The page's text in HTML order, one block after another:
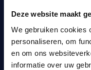
Deze website maakt
We gebruiken cookies
personaliseren, om
en om ons
informatie over uw
Orthopedische
de integratie van
en andere
specifiek zijn